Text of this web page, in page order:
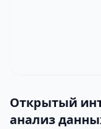
Открытый
анализ